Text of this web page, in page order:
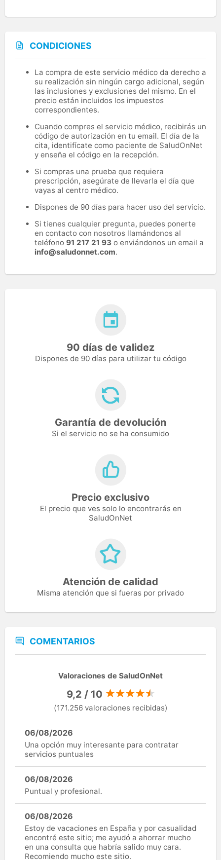
CONDICIONES
La compra de este servicio médico da derecho a
su realización sin ningún cargo adicional, según
las inclusiones y exclusiones del mismo. En el
precio están incluidos los impuestos
correspondientes.
Cuando compres el servicio médico, recibirás un
código de autorización en tu email. El día de la
cita, identifícate como paciente de SaludOnNet
y enseña el código en la recepción.
Si compras una prueba que requiera
prescripción, asegúrate de llevarla el día que
vayas al centro médico.
Dispones de 90 días para hacer uso del servicio.
Si tienes cualquier pregunta, puedes ponerte
en contacto con nosotros llamándonos al
teléfono 91 217 21 93 o enviándonos un email a
info@saludonnet.com.
90 días de validez
Dispones de 90 días para utilizar tu código
Garantía de devolución
Si el servicio no se ha consumido
Precio exclusivo
El precio que ves solo lo encontrarás en
SaludOnNet
Atención de calidad
Misma atención que si fueras por privado
COMENTARIOS
Valoraciones de SaludOnNet
9,2 / 10
(171.256 valoraciones recibidas)
06/08/2026
Una opción muy interesante para contratar
servicios puntuales
06/08/2026
Puntual y profesional.
06/08/2026
Estoy de vacaciones en España y por casualidad
encontré este sitio; me ayudó a ahorrar mucho
en una consulta que habría salido muy cara.
Recomiendo mucho este sitio.